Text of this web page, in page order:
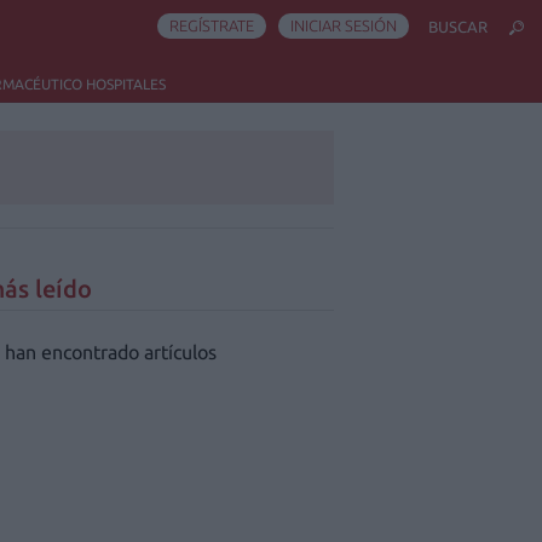
HOSPITALES
REGÍSTRATE INICIAR SESIÓN BUSCAR
leído
han encontrado artículos